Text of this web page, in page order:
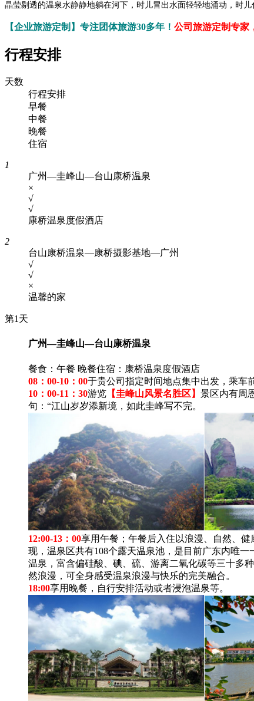
晶莹剔透的温泉水静静地躺在河下，时儿冒出水面轻轻地涌动，时
【企业旅游定制】专注团体旅游30多年！ 公司旅游定制专家
行程安排
天数
行程安排
早餐
中餐
晚餐
住宿
1
广州—圭峰山—台山康桥温泉
×
√
√
康桥温泉度假酒店
2
台山康桥温泉—康桥摄影基地—广州
√
√
×
温馨的家
第1天
广州—圭峰山—台山康桥温泉
餐食：午餐 晚餐住宿：康桥温泉度假酒店
08：00-10：00于贵公司指定时间地点集中出发，乘车
10：00-11：30游览 【圭峰山风景名胜区】 景区内有周
句：“江山岁岁添新境，如此圭峰写不完。
12:00-13：00享用午餐；午餐后入住以浪漫、自然、健
现，温泉区共有108个露天温泉池，是目前广东内唯
温泉，富含偏硅酸、碘、硫、游离二氧化碳等三十多
然浪漫，可全身感受温泉浪漫与快乐的完美融合。
18:00享用晚餐，自行安排活动或者浸泡温泉等。